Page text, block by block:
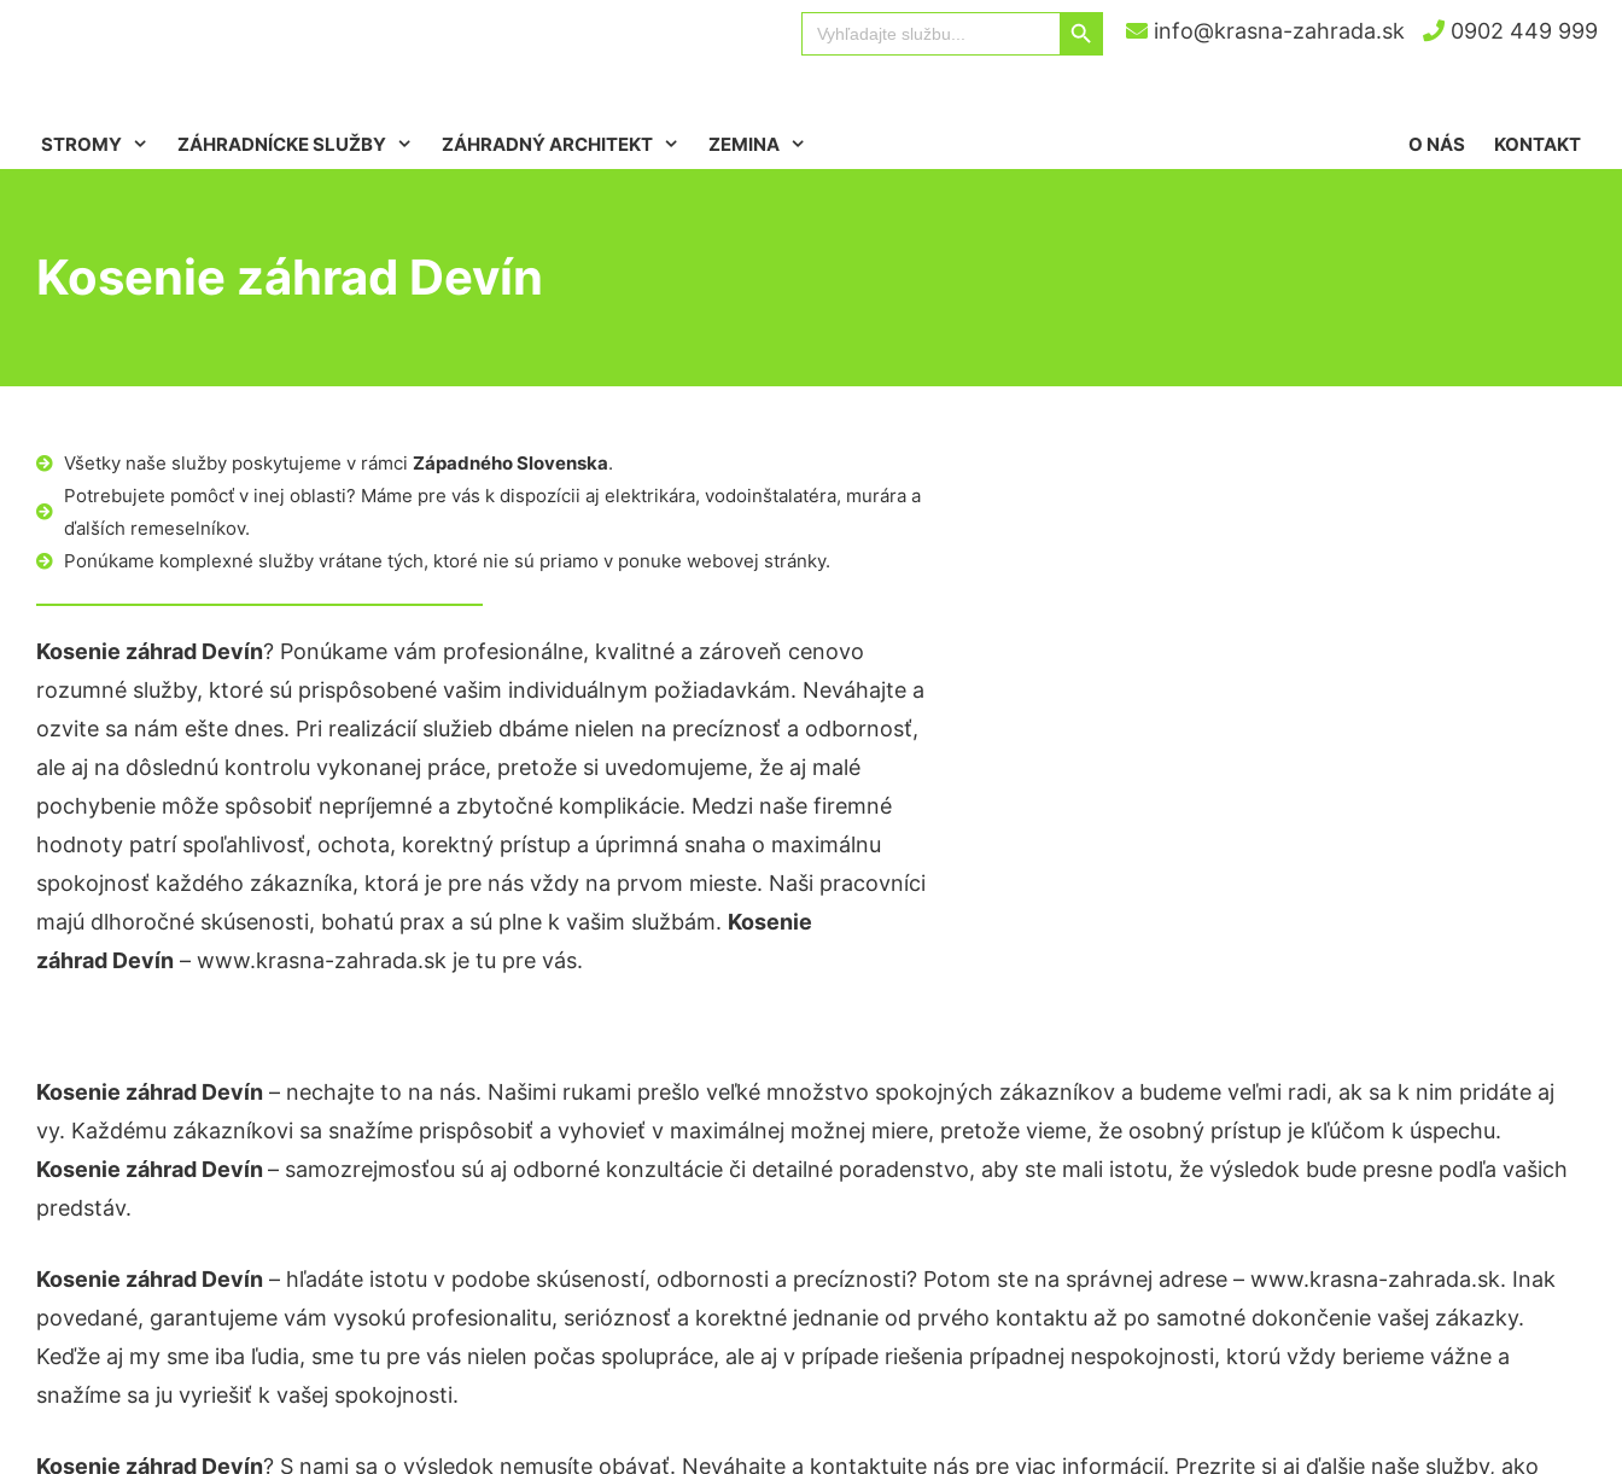
Search
for:
Search Button
info@krasna-zahrada.sk 0902 449 999
STROMY ZÁHRADNÍCKE SLUŽBY ZÁHRADNÝ ARCHITEKT ZEMINA KONTAKT
O NÁS
Kosenie záhrad Devín
Všetky naše služby poskytujeme v rámci Západného Slovenska.
Potrebujete pomôcť v inej oblasti? Máme pre vás k dispozícii aj elektrikára, vodoinštalatéra, murára a
ďalších remeselníkov.
Ponúkame komplexné služby vrátane tých, ktoré nie sú priamo v ponuke webovej stránky.
Kosenie záhrad Devín? Ponúkame vám profesionálne, kvalitné a zároveň cenovo
rozumné služby, ktoré sú prispôsobené vašim individuálnym požiadavkám. Neváhajte a
ozvite sa nám ešte dnes. Pri realizácií služieb dbáme nielen na precíznosť a odbornosť,
ale aj na dôslednú kontrolu vykonanej práce, pretože si uvedomujeme, že aj malé
pochybenie môže spôsobiť nepríjemné a zbytočné komplikácie. Medzi naše firemné
hodnoty patrí spoľahlivosť, ochota, korektný prístup a úprimná snaha o maximálnu
spokojnosť každého zákazníka, ktorá je pre nás vždy na prvom mieste. Naši pracovníci
majú dlhoročné skúsenosti, bohatú prax a sú plne k vašim službám. Kosenie
záhrad Devín – www.krasna-zahrada.sk je tu pre vás.
Kosenie záhrad Devín – nechajte to na nás. Našimi rukami prešlo veľké množstvo spokojných zákazníkov a budeme veľmi radi, ak sa k nim pridáte aj
vy. Každému zákazníkovi sa snažíme prispôsobiť a vyhovieť v maximálnej možnej miere, pretože vieme, že osobný prístup je kľúčom k úspechu.
Kosenie záhrad Devín– samozrejmosťou sú aj odborné konzultácie či detailné poradenstvo, aby ste mali istotu, že výsledok bude presne podľa vašich
predstáv.
Kosenie záhrad Devín – hľadáte istotu v podobe skúseností, odbornosti a precíznosti? Potom ste na správnej adrese – www.krasna-zahrada.sk. Inak
povedané, garantujeme vám vysokú profesionalitu, serióznosť a korektné jednanie od prvého kontaktu až po samotné dokončenie vašej zákazky.
Keďže aj my sme iba ľudia, sme tu pre vás nielen počas spolupráce, ale aj v prípade riešenia prípadnej nespokojnosti, ktorú vždy berieme vážne a
snažíme sa ju vyriešiť k vašej spokojnosti.
Kosenie záhrad Devín? S nami sa o výsledok nemusíte obávať. Neváhajte a kontaktujte nás pre viac informácií. Prezrite si aj ďalšie naše služby, ako